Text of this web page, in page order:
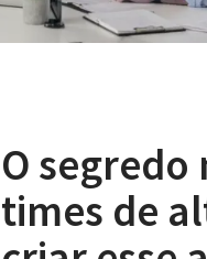
O
times de